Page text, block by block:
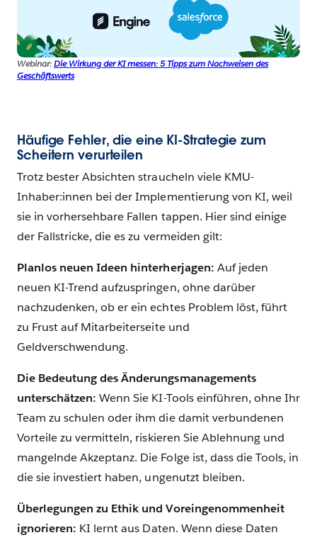
Webinar:Die Wirkung der KI messen: 5 Tipps zum Nachweisen des
Geschäftswerts
Häufige Fehler, die eine KI-Strategie zum
Scheitern verurteilen
Trotz bester Absichten straucheln viele KMU-
Inhaber:innen bei der Implementierung von KI, weil
sie in vorhersehbare Fallen tappen. Hier sind einige
der Fallstricke, die es zu vermeiden gilt:
Planlos neuen Ideen hinterherjagen: Auf jeden
neuen KI-Trend aufzuspringen, ohne darüber
nachzudenken, ob er ein echtes Problem löst, führt
zu Frust auf Mitarbeiterseite und
Geldverschwendung.
Die Bedeutung des Änderungsmanagements
unterschätzen: Wenn Sie KI-Tools einführen, ohne Ihr
Team zu schulen oder ihm die damit verbundenen
Vorteile zu vermitteln,‌ riskieren Sie Ablehnung und
mangelnde Akzeptanz. Die Folge ist, dass die Tools, in
die sie investiert haben, ungenutzt bleiben.
Überlegungen zu Ethik und Voreingenommenheit
ignorieren: KI lernt aus Daten. Wenn diese Daten